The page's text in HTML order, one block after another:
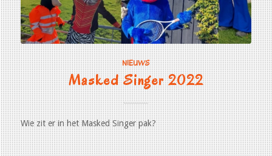
NIEUWS
Masked Singer 2022
Wie zit er in het Masked Singer pak?